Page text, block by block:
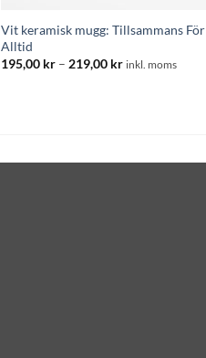
Vit keramisk mugg: Tillsammans För
Alltid
195,00 kr – 219,00 krPrisintervall:
inkl. moms